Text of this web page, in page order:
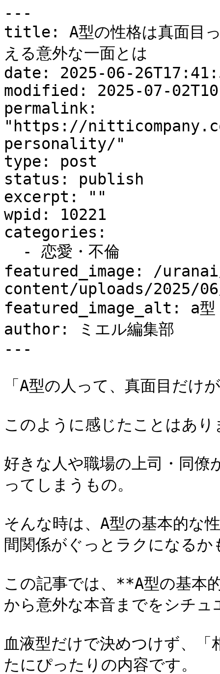
---
title: A型の性格は真面目っ
える意外な一面とは
date: 2025-06-
modified: 2025-07-
permalink:
"https://
personality/"
type: post
status: publish
excerpt: ""
wpid: 10221
categories:
featured_image: /
content/uploads/2025/
featured_image_alt: a型
author: ミエル編集部
---
「A型の人って、真面目だけ
このように感じたことはあり
好きな人や職場の上司・同僚
ってしまうもの。
そんな時は、A型の基本的な
間関係がぐっとラクになるか
この記事では、**A型の基本
から意外な本音までをシチ
血液型だけで決めつけず、
たにぴったりの内容です。